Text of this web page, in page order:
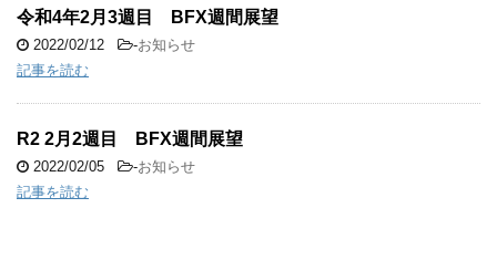
令和4年2月3週目 BFX週間展望
2022/02/12 -お知らせ
記事を読む
R2 2月2週目 BFX週間展望
2022/02/05 -お知らせ
記事を読む